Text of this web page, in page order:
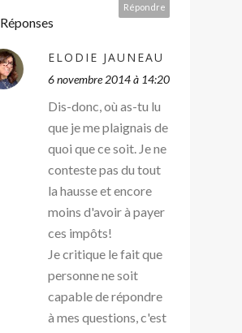
Répondre
Réponses
ELODIE JAUNEAU
6 novembre 2014 à 14:20
Dis-donc, où as-tu lu
que je me plaignais de
quoi que ce soit. Je ne
conteste pas du tout
la hausse et encore
moins d'avoir à payer
ces impôts!
Je critique le fait que
personne ne soit
capable de répondre
à mes questions, c'est